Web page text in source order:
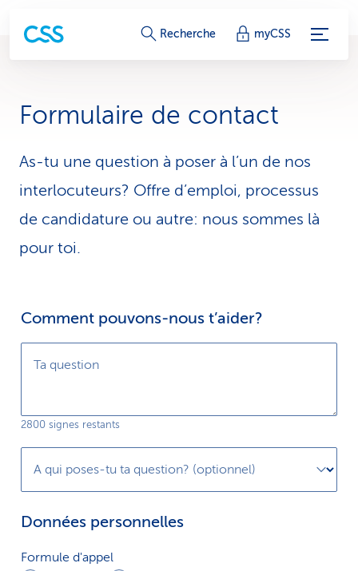
L
s
d
e
r
v
c
e
Recherche myCSS
Formulaire de contact
As-tu une question à poser à l’un de nos
interlocuteurs? Offre d’emploi, processus
de candidature ou autre: nous sommes là
pour toi.
Comment pouvons-nous t’aider?
Ta question
2800 signes restants
A qui poses-tu ta question? (optionnel)
Données personnelles
Formule
Formule d'appel